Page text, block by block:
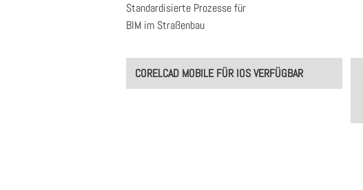
Standardisierte Prozesse für
BIM im Straßenbau
Post
navigation
CORELCAD MOBILE FÜR IOS VERFÜGBAR